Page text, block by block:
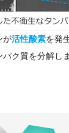
が活性酸素を発
ク質を分解しま